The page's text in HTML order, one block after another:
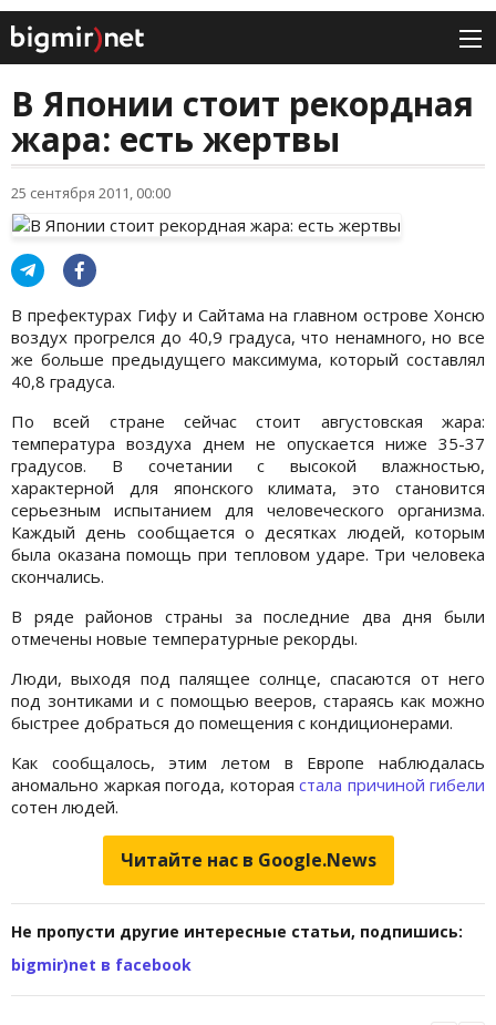
В Японии стоит рекордная
жара: есть жертвы
25 сентября 2011, 00:00
В префектурах Гифу и Сайтама на главном острове Хонсю
воздух прогрелся до 40,9 градуса, что ненамного, но все
же больше предыдущего максимума, который составлял
40,8 градуса.
По всей стране сейчас стоит августовская жара:
температура воздуха днем не опускается ниже 35-37
градусов. В сочетании с высокой влажностью,
характерной для японского климата, это становится
серьезным испытанием для человеческого организма.
Каждый день сообщается о десятках людей, которым
была оказана помощь при тепловом ударе. Три человека
скончались.
В ряде районов страны за последние два дня были
отмечены новые температурные рекорды.
Люди, выходя под палящее солнце, спасаются от него
под зонтиками и с помощью вееров, стараясь как можно
быстрее добраться до помещения с кондиционерами.
Как сообщалось, этим летом в Европе наблюдалась
аномально жаркая погода, которая стала причиной гибели
сотен людей.
Читайте нас в Google.News
Не пропусти другие интересные статьи, подпишись:
bigmir)net в facebook